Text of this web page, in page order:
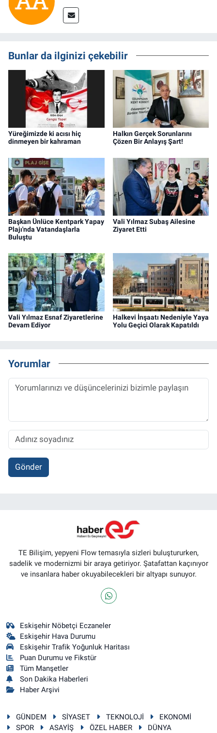
Bunlar da ilginizi çekebilir
Yüreğimizde ki acısı hiç
dinmeyen bir kahraman
Halkın Gerçek Sorunlarını
Çözen Bir Anlayış Şart!
Başkan Ünlüce Kentpark Yapay
Plajı'nda Vatandaşlarla
Buluştu
Vali Yılmaz Subaş Ailesine
Ziyaret Etti
Vali Yılmaz Esnaf Ziyaretlerine
Devam Ediyor
Halkevi İnşaatı Nedeniyle Yaya
Yolu Geçici Olarak Kapatıldı
Yorumlar
Gönder
TE Bilişim, yepyeni Flow temasıyla sizleri buluştururken,
sadelik ve modernizmi bir araya getiriyor. Şatafattan kaçınıyor
ve insanlara haber okuyabilecekleri bir altyapı sunuyor.
Eskişehir Nöbetçi Eczaneler
Eskişehir Hava Durumu
Eskişehir Trafik Yoğunluk Haritası
Puan Durumu ve Fikstür
Tüm Manşetler
Son Dakika Haberleri
Haber Arşivi
GÜNDEM SİYASET TEKNOLOJİ
EKONOMİ
SPOR
ASAYİŞ ÖZEL HABER DÜNYA